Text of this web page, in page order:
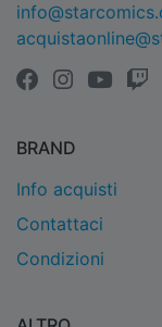
BRAND
Info acquisti
Contattaci
Condizioni